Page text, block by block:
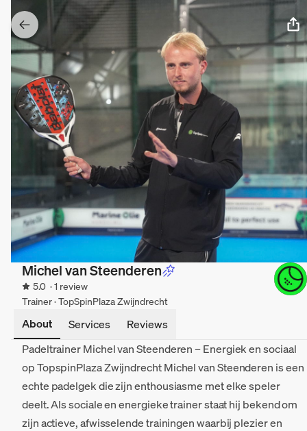
Michel van Steenderen
5.0 · 1 review
Trainer · TopSpinPlaza Zwijndrecht
About Services
Reviews
Padeltrainer Michel van Steenderen – Energiek en sociaal
op TopspinPlaza Zwijndrecht Michel van Steenderen is een
echte padelgek die zijn enthousiasme met elke speler
deelt. Als sociale en energieke trainer staat hij bekend om
zijn actieve, afwisselende trainingen waarbij plezier en